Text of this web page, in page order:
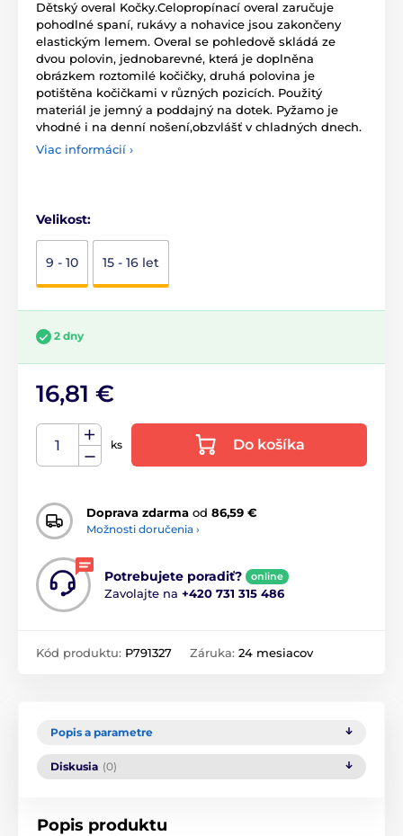
Dětský overal Kočky.Celopropínací overal zaručuje
pohodlné spaní, rukávy a nohavice jsou zakončeny
elastickým lemem. Overal se pohledově skládá ze
dvou polovin, jednobarevné, která je doplněna
obrázkem roztomilé kočičky, druhá polovina je
potištěna kočičkami v různých pozicích. Použitý
materiál je jemný a poddajný na dotek. Pyžamo je
vhodné i na denní nošení,obzvlášť v chladných dnech.
Viac informácií ›
Velikost:
9 - 10 15 - 16 let
2 dny
16,81 €
ks Do košíka
Doprava zdarma od 86,59 €
Možnosti doručenia ›
Potrebujete poradiť? online
Zavolajte na +420 731 315 486
Kód produktu: P791327 Záruka: 24 mesiacov
Popis a parametre
Diskusia (0)
Popis produktu